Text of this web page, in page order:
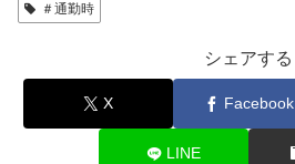
＃通勤時
シェアする
X Facebook
LINE